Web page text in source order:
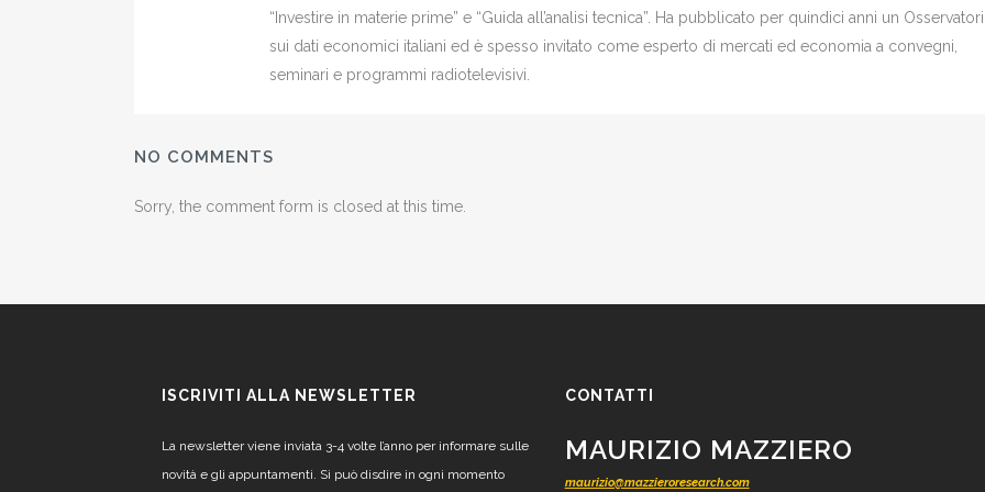
“Investire in materie prime” e “Guida all’analisi tecnica”. Ha pubblicato per quindici anni un
sui dati economici italiani ed è spesso invitato come esperto di mercati ed economia a convegni,
seminari e programmi radiotelevisivi.
NO COMMENTS
Sorry, the comment form is closed at this time.
ISCRIVITI ALLA NEWSLETTER
La newsletter viene inviata 3-4 volte l’anno per informare sulle
novità e gli appuntamenti. Si può disdire in ogni momento
CONTATTI
MAURIZIO MAZZIERO
maurizio@mazzieroresearch.com